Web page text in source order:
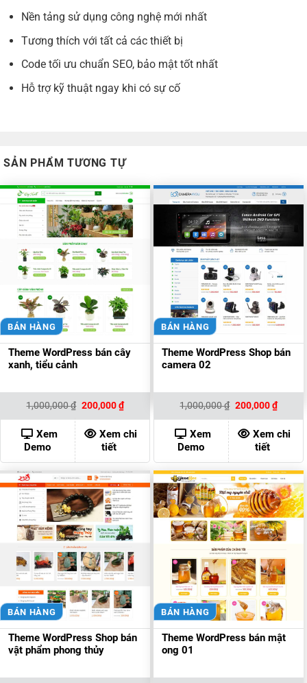
Nền tảng sử dụng công nghệ mới nhất
Tương thích với tất cả các thiết bị
Code tối ưu chuẩn SEO, bảo mật tốt nhất
Hỗ trợ kỹ thuật ngay khi có sự cố
SẢN PHẨM TƯƠNG TỰ
BÁN HÀNG
Theme WordPress bán cây
xanh, tiểu cảnh
1,000,000₫ Giá
gốc
là:
1,000,000 ₫.
200,000₫Giá
hiện
tại
là:
200,000 ₫.
Xem
Demo
Xem chi
tiết
BÁN HÀNG
Theme WordPress Shop bán
camera 02
1,000,000₫ Giá
gốc
là:
1,000,000 ₫.
200,000₫Giá
hiện
tại
là:
Xem
Demo
Xem chi
tiết
BÁN HÀNG
Theme WordPress Shop bán
vật phẩm phong thủy
BÁN HÀNG
Theme WordPress bán mật
ong 01